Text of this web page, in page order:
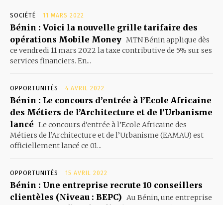
SOCIÉTÉ 11 MARS 2022
Bénin : Voici la nouvelle grille tarifaire des
opérations Mobile Money MTN Bénin applique dès
ce vendredi 11 mars 2022 la taxe contributive de 5% sur ses
services financiers. En...
OPPORTUNITÉS 4 AVRIL 2022
Bénin : Le concours d’entrée à l’Ecole Africaine
des Métiers de l’Architecture et de l’Urbanisme
lancé Le concours d’entrée à l’Ecole Africaine des
Métiers de l’Architecture et de l’Urbanisme (EAMAU) est
officiellement lancé ce 01...
OPPORTUNITÉS 15 AVRIL 2022
Bénin : Une entreprise recrute 10 conseillers
clientèles (Niveau : BEPC) Au Bénin, une entreprise